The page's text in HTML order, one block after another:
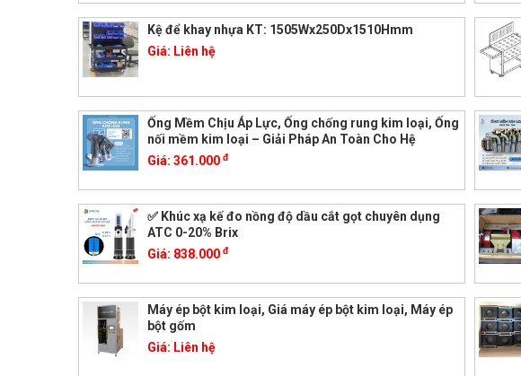
Kệ để khay nhựa KT: 1505Wx250Dx1510Hmm
Giá: Liên hệ
Ống Mềm Chịu Áp Lực, Ống chống rung kim loại, Ống
nối mềm kim loại – Giải Pháp An Toàn Cho Hệ
Giá: 361.000 đ
✅ Khúc xạ kế đo nồng độ dầu cắt gọt chuyên dụng
ATC 0-20% Brix
Giá: 838.000 đ
Máy ép bột kim loại, Giá máy ép bột kim loại, Máy ép
bột gốm
Giá: Liên hệ